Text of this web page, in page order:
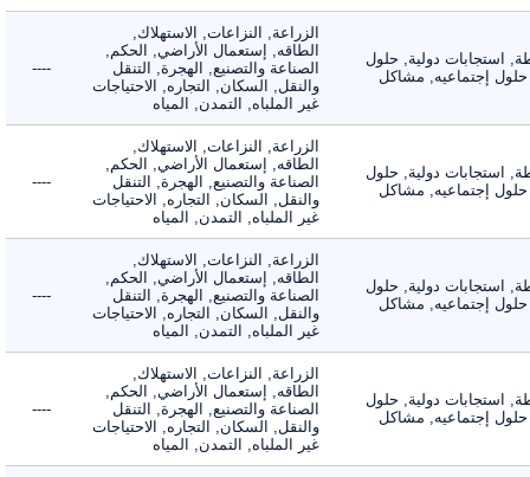
استجابات دولية, حلول
إجتماعيه, مشاكل
الزراعة, النزاعات, الاستهلاك,
الطاقه, إستعمال الأراضي, الحكم,
الصناعة والتصنيع, الهجرة, التنقل
والنقل, السكان, التجاره, الاحتياجات
غير الملباه, التمدن, المياه
----
استجابات دولية, حلول
إجتماعيه, مشاكل
الزراعة, النزاعات, الاستهلاك,
الطاقه, إستعمال الأراضي, الحكم,
الصناعة والتصنيع, الهجرة, التنقل
والنقل, السكان, التجاره, الاحتياجات
غير الملباه, التمدن, المياه
----
استجابات دولية, حلول
إجتماعيه, مشاكل
الزراعة, النزاعات, الاستهلاك,
الطاقه, إستعمال الأراضي, الحكم,
الصناعة والتصنيع, الهجرة, التنقل
والنقل, السكان, التجاره, الاحتياجات
غير الملباه, التمدن, المياه
----
استجابات دولية, حلول
إجتماعيه, مشاكل
الزراعة, النزاعات, الاستهلاك,
الطاقه, إستعمال الأراضي, الحكم,
الصناعة والتصنيع, الهجرة, التنقل
والنقل, السكان, التجاره, الاحتياجات
غير الملباه, التمدن, المياه
----